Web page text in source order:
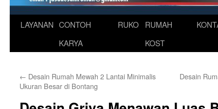
LAYANAN CONTOH
KARYA
RUKO
RUMAH
KOST
← Desain Rumah Mewah 2 Lantai Minimalis
Ukuran Besar di Bontang
Desain